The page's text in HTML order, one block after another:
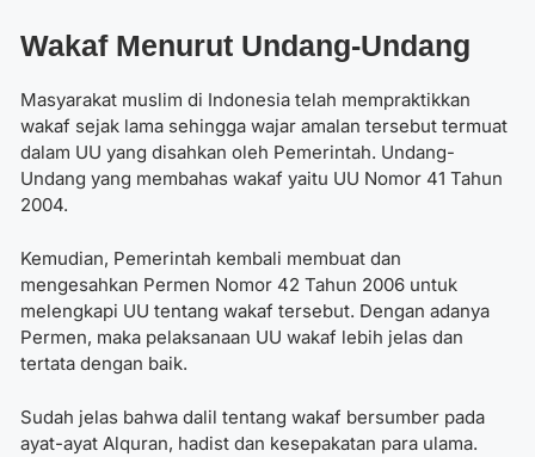
Wakaf Menurut Undang-Undang
Masyarakat muslim di Indonesia telah mempraktikkan
wakaf sejak lama sehingga wajar amalan tersebut termuat
dalam UU yang disahkan oleh Pemerintah. Undang-
Undang yang membahas wakaf yaitu UU Nomor 41 Tahun
2004.
Kemudian, Pemerintah kembali membuat dan
mengesahkan Permen Nomor 42 Tahun 2006 untuk
melengkapi UU tentang wakaf tersebut. Dengan adanya
Permen, maka pelaksanaan UU wakaf lebih jelas dan
tertata dengan baik.
Sudah jelas bahwa dalil tentang wakaf bersumber pada
ayat-ayat Alquran, hadist dan kesepakatan para ulama.